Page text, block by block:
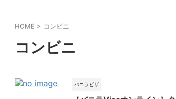
HOME > コンビニ
コンビニ
バニラビザ